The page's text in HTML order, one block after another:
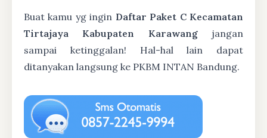
Buat kamu yg ingin Daftar Paket C Kecamatan
Tirtajaya Kabupaten Karawangjangan
sampai ketinggalan! Hal-hal lain dapat
ditanyakan langsung ke PKBM INTAN Bandung.